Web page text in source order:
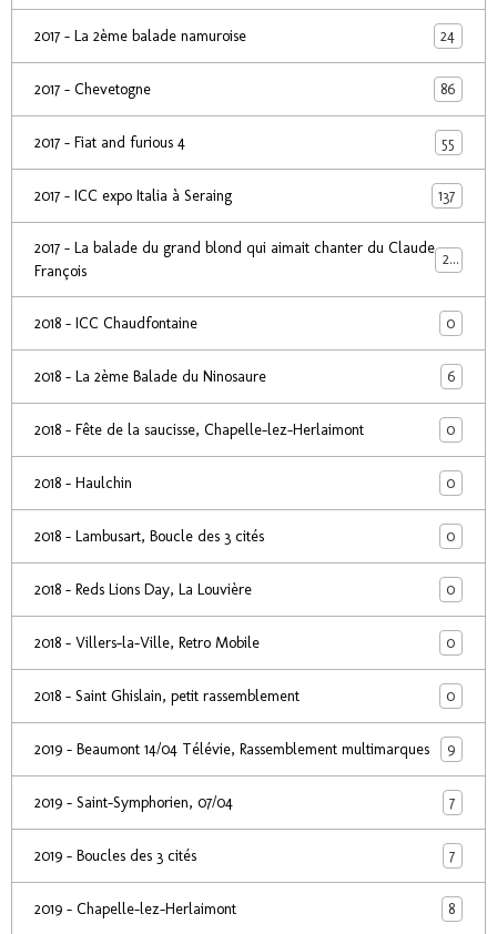
2017 - La 2ème balade namuroise 24
2017 - Chevetogne 86
2017 - Fiat and furious 4 55
2017 - ICC expo Italia à Seraing 137
2017 - La balade du grand blond qui aimait chanter du Claude
François
24
2018 - ICC Chaudfontaine 0
2018 - La 2ème Balade du Ninosaure 6
2018 - Fête de la saucisse, Chapelle-lez-Herlaimont 0
2018 - Haulchin 0
2018 - Lambusart, Boucle des 3 cités 0
2018 - Reds Lions Day, La Louvière 0
2018 - Villers-la-Ville, Retro Mobile 0
2018 - Saint Ghislain, petit rassemblement 0
2019 - Beaumont 14/04 Télévie, Rassemblement multimarques 9
2019 - Saint-Symphorien, 07/04 7
2019 - Boucles des 3 cités 7
2019 - Chapelle-lez-Herlaimont 8